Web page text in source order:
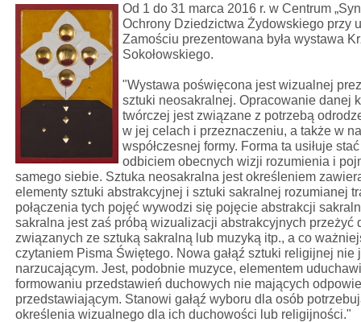
Od 1 do 31 marca 2016 r. w Centrum
Ochrony Dziedzictwa Żydowskiego przy
Zamościu prezentowana była wystawa
Sokołowskiego.
"Wystawa poświęcona jest wizualnej
sztuki neosakralnej. Opracowanie danej
twórczej jest związane z potrzebą
w jej celach i przeznaczeniu, a także w
współczesnej formy. Forma ta usiłuje
odbiciem obecnych wizji rozumienia i
samego siebie. Sztuka neosakralna jest określeniem
elementy sztuki abstrakcyjnej i sztuki sakralnej rozumianej
połączenia tych pojęć wywodzi się pojęcie abstrakcji
sakralna jest zaś próbą wizualizacji abstrakcyjnych przeżyć
związanych ze sztuką sakralną lub muzyką itp., a co
czytaniem Pisma Świętego. Nowa gałąź sztuki religijnej nie
narzucającym. Jest, podobnie muzyce, elementem
formowaniu przedstawień duchowych nie mających
przedstawiającym. Stanowi gałąź wyboru dla osób
określenia wizualnego dla ich duchowości lub religijności."